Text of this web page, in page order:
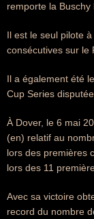
remporte la Buschy
Il est le seul pilote
consécutives sur le
Il a également été
Cup Series
À Dover, le 6 mai
(en) relatif au
lors des premières
lors des 11
Avec sa victoire
record du nombre